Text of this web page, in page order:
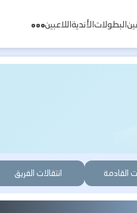
البطولاتالأنديةاللاعبين
القادمة انتقالات الفريق